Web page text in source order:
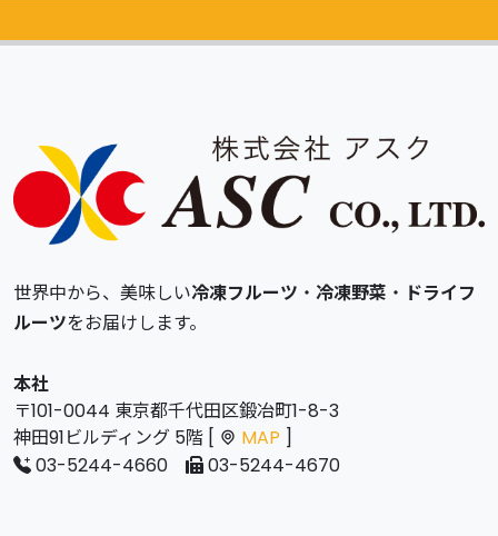
カタログ無料請求
世界中から、美味しい冷凍フルーツ ・ 冷凍野菜 ・ ドライフ
ルーツをお届けします。
本社
〒101-0044 東京都千代田区鍛冶町1-8-3
神田91ビルディング 5階 [
MAP ]
03-5244-4660
03-5244-4670